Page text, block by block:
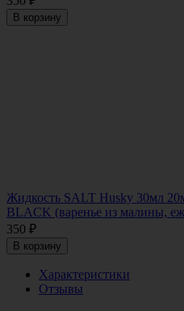
В корзину
Жидкость SALT Husky 30мл
BLACK (варенье из малины,
350 ₽
В корзину
Характеристики
Отзывы